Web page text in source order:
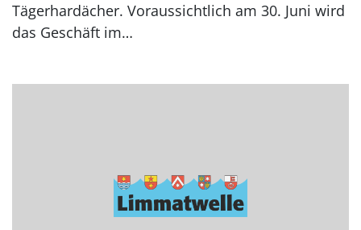
Tägerhardächer. Voraussichtlich am 30. Juni wird
das Geschäft im…